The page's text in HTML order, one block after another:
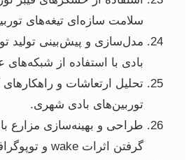
سلامت سازه‌ای تیغه‌های
مدل‌سازی و پیش‌بینی تولید
بادی با استفاده از
تحلیل ارتعاشات و
توربین‌های بادی شهری.
طراحی و بهینه‌سازی مزارع
گرفتن اثرات wake و توپوگرافی زمین.